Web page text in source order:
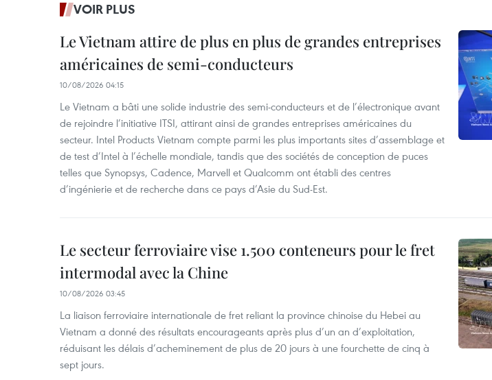
VOIR PLUS
Le Vietnam attire de plus en plus de grandes entreprises
américaines de semi-conducteurs
10/08/2026 04:15
Le Vietnam a bâti une solide industrie des semi-conducteurs et de l’électronique avant
de rejoindre l’initiative ITSI, attirant ainsi de grandes entreprises américaines du
secteur. Intel Products Vietnam compte parmi les plus importants sites d’assemblage et
de test d’Intel à l’échelle mondiale, tandis que des sociétés de conception de puces
telles que Synopsys, Cadence, Marvell et Qualcomm ont établi des centres
d’ingénierie et de recherche dans ce pays d’Asie du Sud-Est.
Le secteur ferroviaire vise 1.500 conteneurs pour le fret
intermodal avec la Chine
10/08/2026 03:45
La liaison ferroviaire internationale de fret reliant la province chinoise du Hebei au
Vietnam a donné des résultats encourageants après plus d’un an d’exploitation,
réduisant les délais d’acheminement de plus de 20 jours à une fourchette de cinq à
sept jours.